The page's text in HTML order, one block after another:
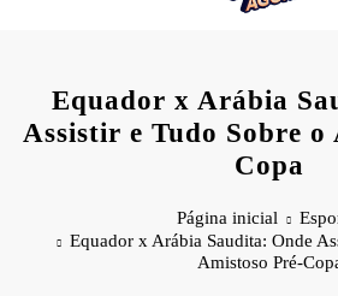
Equador x Arábia
Assistir e Tudo Sobre o
Copa
Página inicial
Equador x Arábia Saudita: Onde
Amistoso Pré-